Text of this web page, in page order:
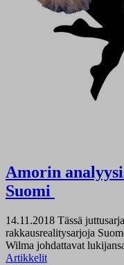
Amorin
Suomi
14.11.2018 Tässä
rakkausrealitysarjoja
Wilma johdattavat
Artikkelit